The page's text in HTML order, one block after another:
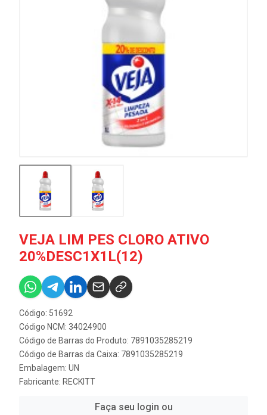
VEJA LIM PES CLORO ATIVO
20%DESC1X1L(12)
Código: 51692
Código NCM: 34024900
Código de Barras do Produto: 7891035285219
Código de Barras da Caixa: 7891035285219
Embalagem: UN
Fabricante: RECKITT
Faça seu login ou